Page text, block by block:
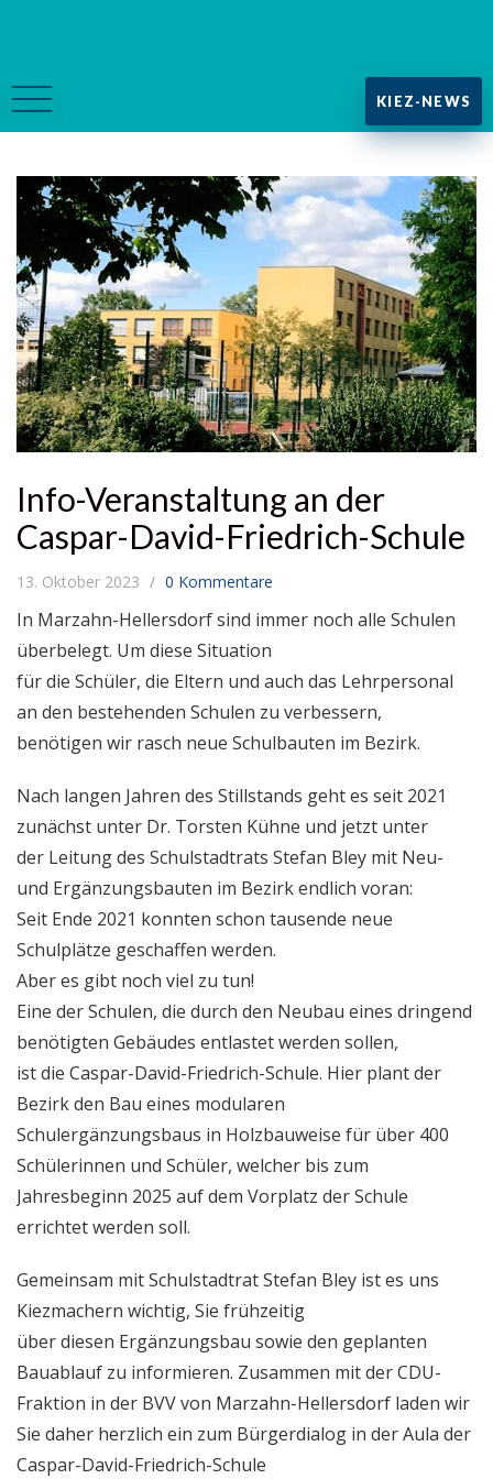
KIEZ-NEWS
Info-Veranstaltung an der
Caspar-David-Friedrich-Schule
13. Oktober 2023 0 Kommentare
In Marzahn-Hellersdorf sind immer noch alle Schulen
überbelegt. Um diese Situation
für die Schüler, die Eltern und auch das Lehrpersonal
an den bestehenden Schulen zu verbessern,
benötigen wir rasch neue Schulbauten im Bezirk.
Nach langen Jahren des Stillstands geht es seit 2021
zunächst unter Dr. Torsten Kühne und jetzt unter
der Leitung des Schulstadtrats Stefan Bley mit Neu-
und Ergänzungsbauten im Bezirk endlich voran:
Seit Ende 2021 konnten schon tausende neue
Schulplätze geschaffen werden.
Aber es gibt noch viel zu tun!
Eine der Schulen, die durch den Neubau eines dringend
benötigten Gebäudes entlastet werden sollen,
ist die Caspar-David-Friedrich-Schule. Hier plant der
Bezirk den Bau eines modularen
Schulergänzungsbaus in Holzbauweise für über 400
Schülerinnen und Schüler, welcher bis zum
Jahresbeginn 2025 auf dem Vorplatz der Schule
errichtet werden soll.
Gemeinsam mit Schulstadtrat Stefan Bley ist es uns
Kiezmachern wichtig, Sie frühzeitig
über diesen Ergänzungsbau sowie den geplanten
Bauablauf zu informieren. Zusammen mit der CDU-
Fraktion in der BVV von Marzahn-Hellersdorf laden wir
Sie daher herzlich ein zum Bürgerdialog in der Aula der
Caspar-David-Friedrich-Schule